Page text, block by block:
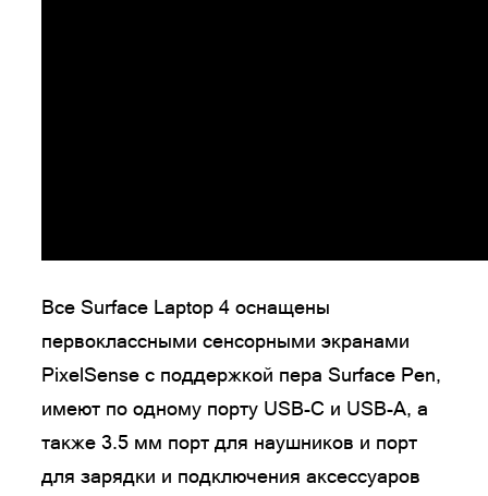
Все Surface Laptop 4 оснащены
первоклассными сенсорными экранами
PixelSense с поддержкой пера Surface Pen,
имеют по одному порту USB-C и USB-A, а
также 3.5 мм порт для наушников и порт
для зарядки и подключения аксессуаров